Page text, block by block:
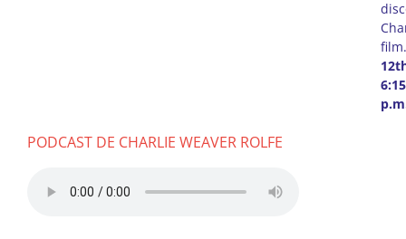
6:15
PODCAST DE CHARLIE WEAVER ROLFE